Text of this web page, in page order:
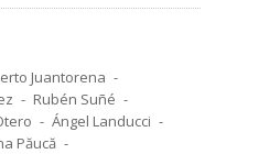
Juantorena
Rubén Suñé
Ángel Landucci
Păucă